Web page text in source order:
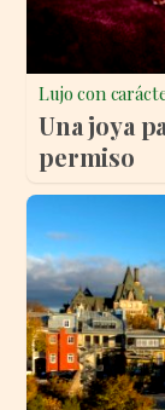
Lujo con
Una joya
permiso